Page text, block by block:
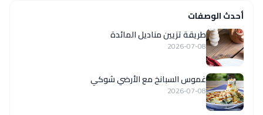
أحدث الوصفات
طريقة تزيين مناديل المائدة
2026-07-08
غموس السبانخ مع الأرضي شوكي
2026-07-08